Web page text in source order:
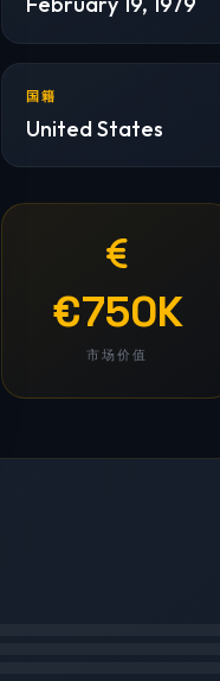
国籍
United States
€750K
市场价值